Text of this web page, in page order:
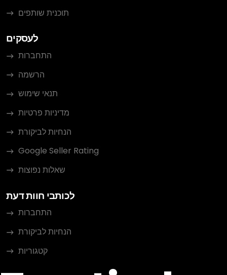
תוכנית שותפים
לעסקים
התחברות
הרשמה
תנאי שימוש
מדיניות פרטיות
הנחיות לביקורת
Google Seller Rating
שאלות נפוצות
לכותבי חוות דעת
התחברות
הנחיות לביקורת
קטגוריות